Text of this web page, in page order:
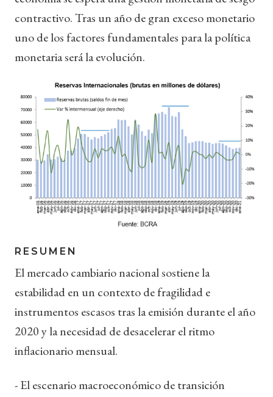
contractivo. Tras un año de gran exceso monetario
uno de los factores fundamentales para la política
monetaria será la evolución.
RESUMEN
El mercado cambiario nacional sostiene la
estabilidad en un contexto de fragilidad e
instrumentos escasos tras la emisión durante el año
2020 y la necesidad de desacelerar el ritmo
inflacionario mensual.
- El escenario macroeconómico de transición